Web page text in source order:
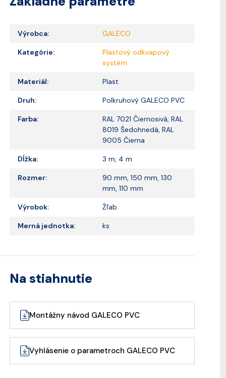
Výrobca: GALECO
Kategórie:
Plastový odkvapový
systém
Materiál: Plast
Druh: Polkruhový GALECO PVC
Farba:
RAL 7021 Čiernosivá, RAL
8019 Šedohnedá, RAL
9005 Čierna
Dĺžka: 3 m, 4 m
Rozmer:
90 mm, 150 mm, 130
mm, 110 mm
Výrobok: Žľab
Merná jednotka: ks
Na stiahnutie
Montážny návod GALECO PVC
Vyhlásenie o parametroch GALECO PVC